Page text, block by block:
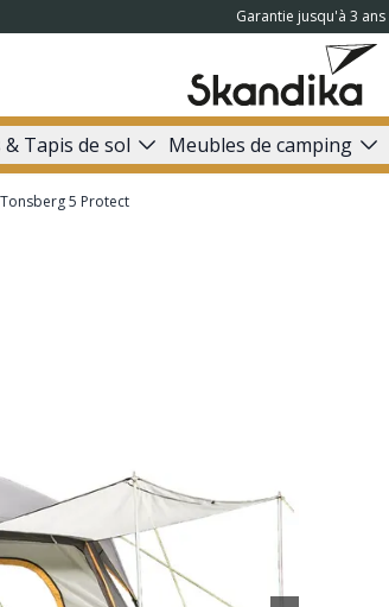
Garantie jusqu'à 3 ans
Tapis de sol Meubles de camping
5 Protect